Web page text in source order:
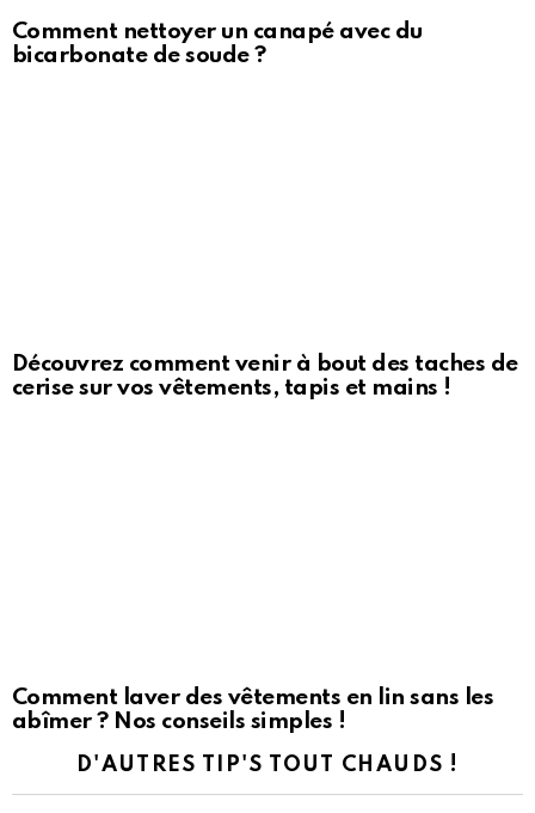
Comment nettoyer un canapé avec du
bicarbonate de soude ?
Découvrez comment venir à bout des taches de
cerise sur vos vêtements, tapis et mains !
Comment laver des vêtements en lin sans les
abîmer ? Nos conseils simples !
D'AUTRES TIP'S TOUT CHAUDS !